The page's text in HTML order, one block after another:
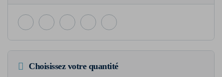
Choisissez votre quantité